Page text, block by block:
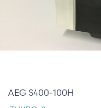
AEG S400-100H